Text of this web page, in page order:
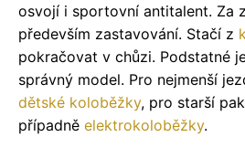
osvojí i sportovní antitalent. Za
především zastavování. Stačí z
pokračovat v chůzi. Podstatné
správný model. Pro nejmenší
dětské koloběžky, pro starší
případně elektrokoloběžky.